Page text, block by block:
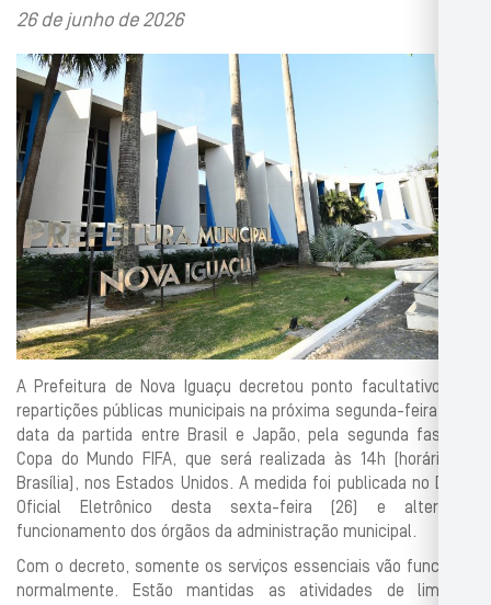
26 de junho de 2026
A Prefeitura de Nova Iguaçu decretou ponto facultativo nas
repartições públicas municipais na próxima segunda-feira (29),
data da partida entre Brasil e Japão, pela segunda fase da
Copa do Mundo FIFA, que será realizada às 14h (horário de
Brasília), nos Estados Unidos. A medida foi publicada no Diário
Oficial Eletrônico desta sexta-feira (26) e altera o
funcionamento dos órgãos da administração municipal.
Com o decreto, somente os serviços essenciais vão funcionar
normalmente. Estão mantidas as atividades de limpeza